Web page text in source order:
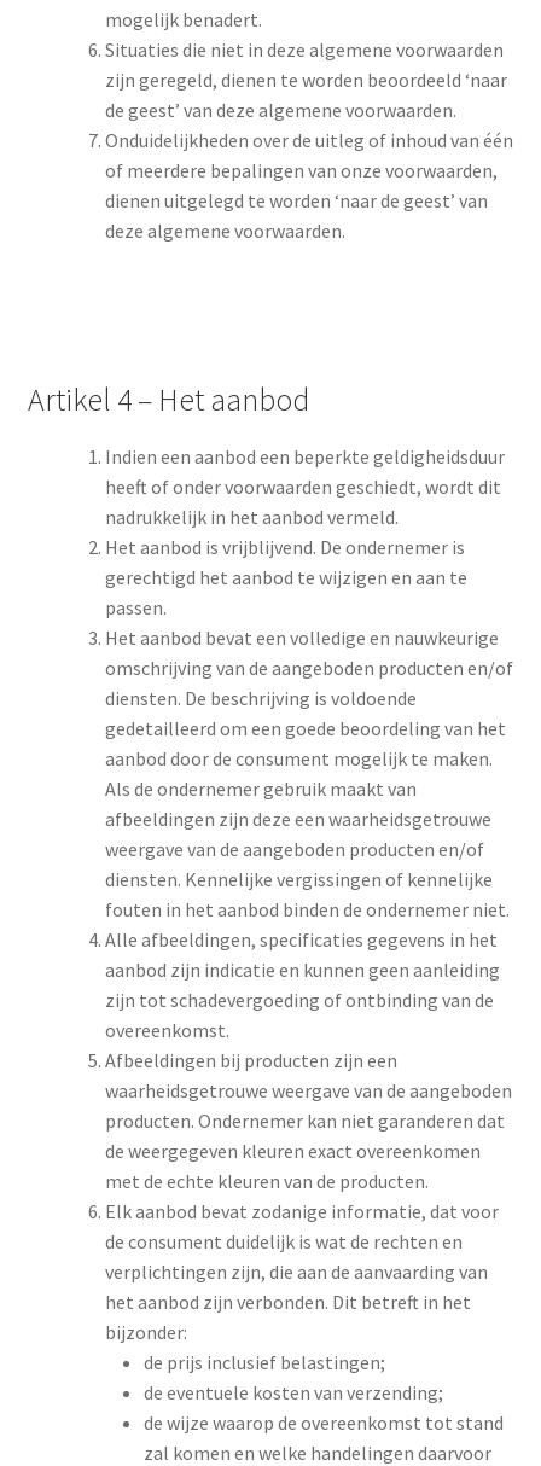
mogelijk benadert.
Situaties die niet in deze algemene voorwaarden
zijn geregeld, dienen te worden beoordeeld ‘naar
de geest’ van deze algemene voorwaarden.
Onduidelijkheden over de uitleg of inhoud van één
of meerdere bepalingen van onze voorwaarden,
dienen uitgelegd te worden ‘naar de geest’ van
deze algemene voorwaarden.
Artikel 4 – Het aanbod
Indien een aanbod een beperkte geldigheidsduur
heeft of onder voorwaarden geschiedt, wordt dit
nadrukkelijk in het aanbod vermeld.
Het aanbod is vrijblijvend. De ondernemer is
gerechtigd het aanbod te wijzigen en aan te
passen.
Het aanbod bevat een volledige en nauwkeurige
omschrijving van de aangeboden producten en/of
diensten. De beschrijving is voldoende
gedetailleerd om een goede beoordeling van het
aanbod door de consument mogelijk te maken.
Als de ondernemer gebruik maakt van
afbeeldingen zijn deze een waarheidsgetrouwe
weergave van de aangeboden producten en/of
diensten. Kennelijke vergissingen of kennelijke
fouten in het aanbod binden de ondernemer niet.
Alle afbeeldingen, specificaties gegevens in het
aanbod zijn indicatie en kunnen geen aanleiding
zijn tot schadevergoeding of ontbinding van de
overeenkomst.
Afbeeldingen bij producten zijn een
waarheidsgetrouwe weergave van de aangeboden
producten. Ondernemer kan niet garanderen dat
de weergegeven kleuren exact overeenkomen
met de echte kleuren van de producten.
Elk aanbod bevat zodanige informatie, dat voor
de consument duidelijk is wat de rechten en
verplichtingen zijn, die aan de aanvaarding van
het aanbod zijn verbonden. Dit betreft in het
bijzonder:
de prijs inclusief belastingen;
de eventuele kosten van verzending;
de wijze waarop de overeenkomst tot stand
zal komen en welke handelingen daarvoor